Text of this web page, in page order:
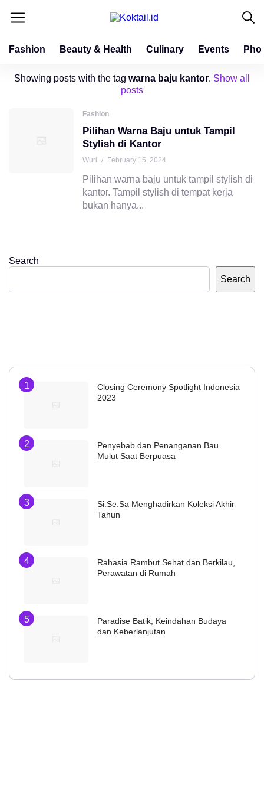
Fashion Beauty & Health Culinary Events
Showing posts with the tag warna baju kantor. Show all
posts
Fashion
Pilihan Warna Baju untuk Tampil
Stylish di Kantor
Wuri / February 15, 2024
Pilihan warna baju untuk tampil stylish di
kantor. Tampil stylish di tempat kerja
bukan hanya...
Search
Search
Closing Ceremony Spotlight Indonesia
2023
Penyebab dan Penanganan Bau
Mulut Saat Berpuasa
Si.Se.Sa Menghadirkan Koleksi Akhir
Tahun
Rahasia Rambut Sehat dan Berkilau,
Perawatan di Rumah
Paradise Batik, Keindahan Budaya
dan Keberlanjutan